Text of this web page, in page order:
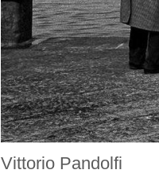
Vittorio Pandolfi